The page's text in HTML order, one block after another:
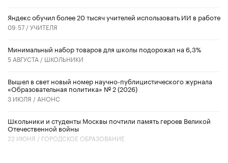
​Яндекс обучил более 20 тысяч учителей использовать ИИ в работе
09:57 /УЧИТЕЛЯ
Минимальный набор товаров для школы подорожал на 6,3%
5 АВГУСТА / ШКОЛЬНИКИ
Вышел в свет новый номер научно-публицистического журнала
«Образовательная политика» № 2 (2026)
3 ИЮЛЯ / АНОНС
Школьники и студенты Москвы почтили память героев Великой
Отечественной войны
22 ИЮНЯ / ГОРОДСКОЕ ОБРАЗОВАНИЕ